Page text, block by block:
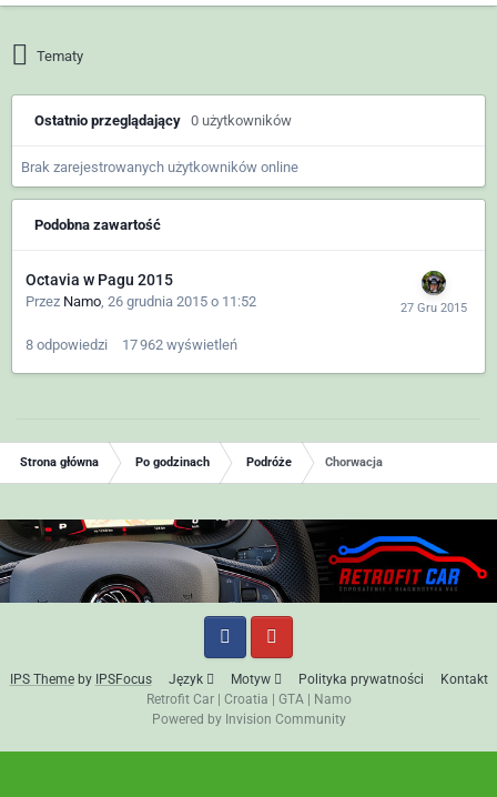
Tematy
Ostatnio przeglądający 0 użytkowników
Brak zarejestrowanych użytkowników online
Podobna zawartość
Octavia w Pagu 2015
Przez Namo 26 grudnia 2015 o 11:52
8 odpowiedzi 17 962 wyświetleń
Strona główna Po godzinach Podróże Chorwacja
IPS Themeby IPSFocus Język Motyw Polityka prywatności
Kontakt
Retrofit Car| Croatia | GTA | Namo
Powered by Invision Community